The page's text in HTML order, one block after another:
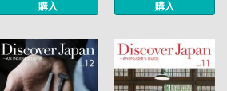
購入 購入